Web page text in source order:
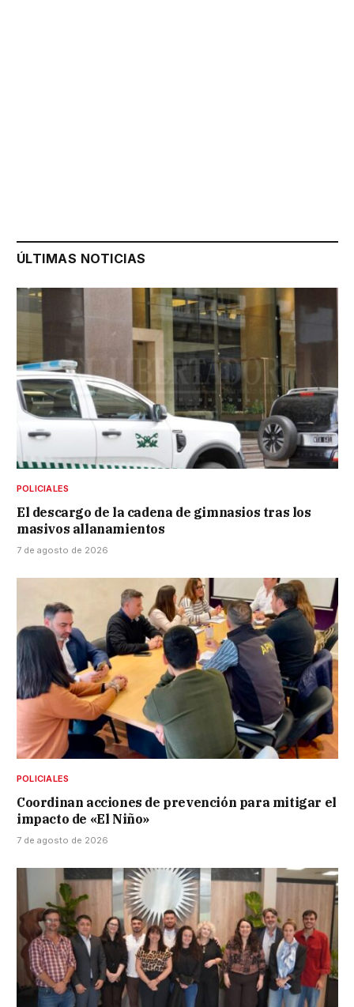
ÚLTIMAS NOTICIAS
POLICIALES
El descargo de la cadena de gimnasios tras los
masivos allanamientos
7 de agosto de 2026
POLICIALES
Coordinan acciones de prevención para mitigar el
impacto de «El Niño»
7 de agosto de 2026